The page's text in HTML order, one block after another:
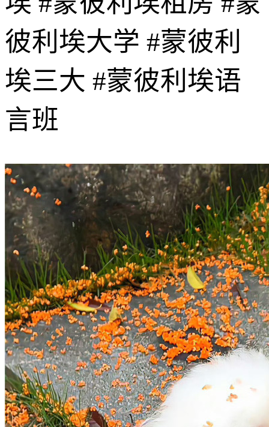
彼利埃大学 #蒙彼利
埃三大 #蒙彼利埃语
言班